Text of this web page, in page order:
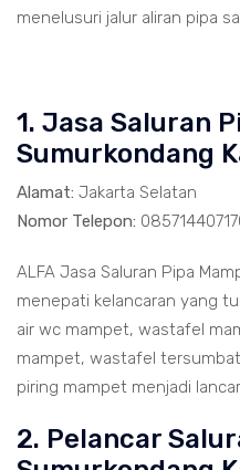
menelusuri jalur aliran pipa
1. Jasa Saluran
Sumurkondang
Alamat: Jakarta Selatan
Nomor Telepon:
ALFA Jasa Saluran Pipa
menepati kelancaran yang
air wc mampet, wastafel
mampet, wastafel
piring mampet menjadi
2. Pelancar